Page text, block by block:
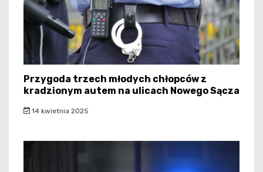
Przygoda trzech młodych chłopców z
kradzionym autem na ulicach Nowego Sącza
14 kwietnia 2025